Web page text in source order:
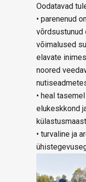
Oodatavad
• parenenud
võrdsustunud
võimalused
elavate
noored
• heal
elukeskkond
• turvaline ja